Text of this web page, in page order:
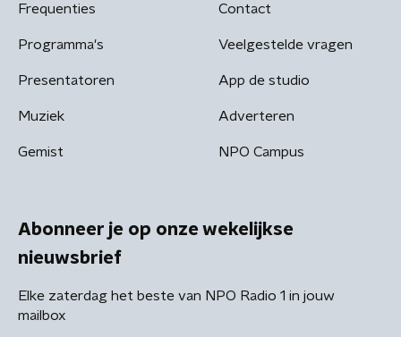
Frequenties
Programma's
Presentatoren
Muziek
Gemist
Contact
Veelgestelde vragen
App de studio
Adverteren
NPO Campus
Abonneer je op onze wekelijkse
nieuwsbrief
Elke zaterdag het beste van NPO Radio 1 in jouw
mailbox